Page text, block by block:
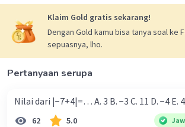
Klaim Gold gratis sekarang!
Dengan Gold kamu bisa tanya soal ke
sepuasnya, lho.
Pertanyaan serupa
Nilai dari |−7+4|=… A. 3 B. −3 C. 11 D. −4 E. 4
62 5.0